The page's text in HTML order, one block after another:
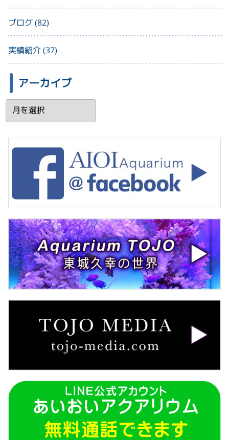
ブログ (82)
実績紹介 (37)
アーカイブ
ブ